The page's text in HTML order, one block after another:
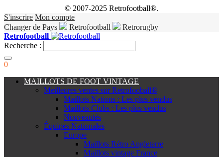
© 2007-2025 Retrofootball®.
S'inscrire Mon compte
Changer de Pays
Retrofootball
Retrorugby
Retrofootball
Recherche :
0
MAILLOTS DE FOOT VINTAGE
Meilleures ventes sur Retrofooball®
Maillots Nations : Les plus vendus
Maillots Clubs : Les plus vendus
Nouveautés
Équipes Nationales
Europe
Maillots Rétro Angleterre
Maillots vintage France